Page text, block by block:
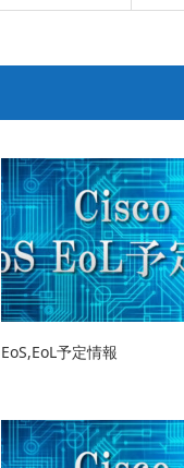
EoS,EoL予定情報